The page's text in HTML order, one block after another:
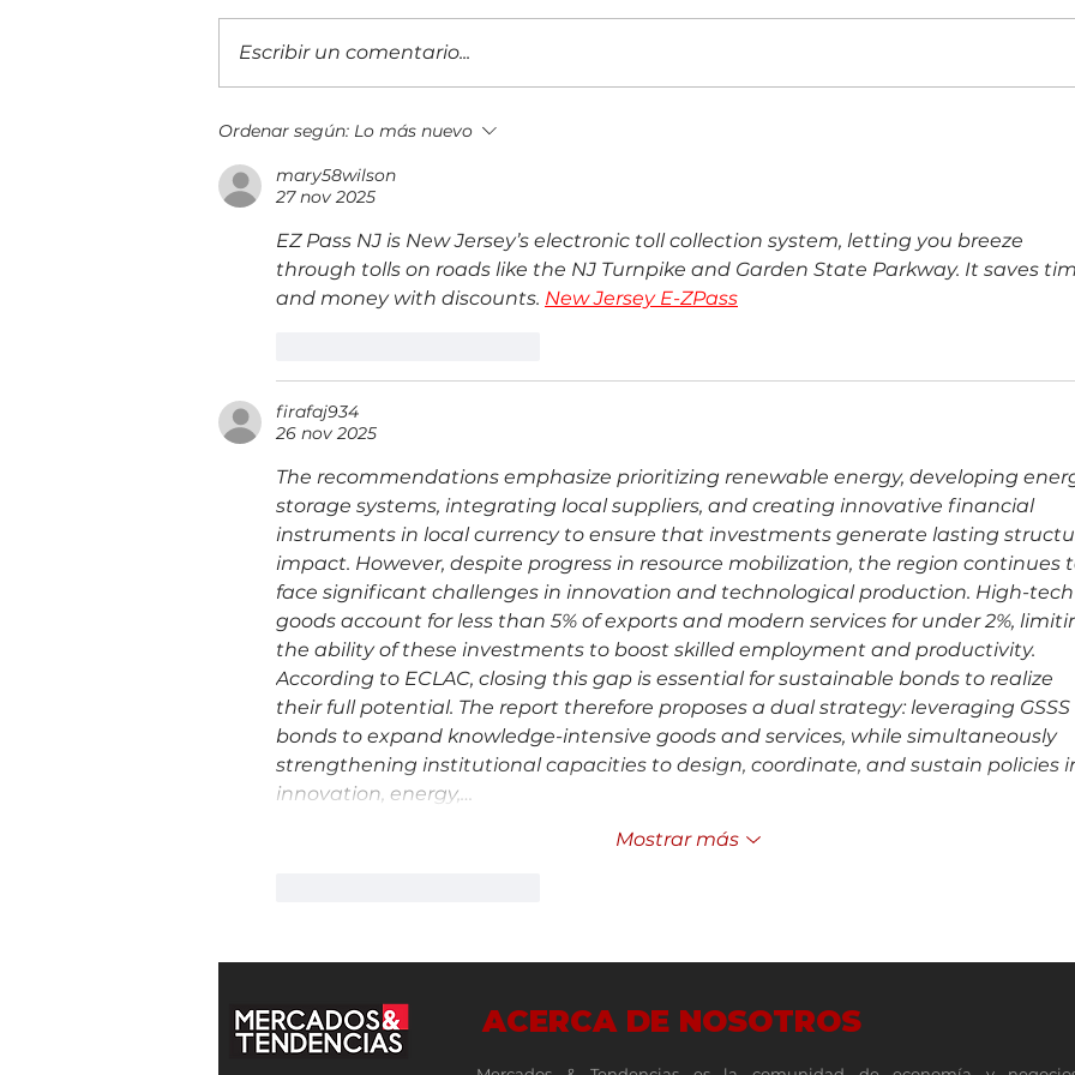
Evolución Pyme Guatemala 2026
reunió a más de 400 empresarios
Escribir un comentario...
Ordenar según: Lo más nuevo
mary58wilson
27 nov 2025
EZ Pass NJ is New Jersey’s electronic toll collection system, letting you breeze
through tolls on roads like the NJ Turnpike and Garden State Parkway. It saves
and money with discounts. New Jersey E-ZPass
firafaj934
26 nov 2025
The recommendations emphasize prioritizing renewable energy, developing
storage systems, integrating local suppliers, and creating innovative financial
instruments in local currency to ensure that investments generate lasting
impact. However, despite progress in resource mobilization, the region continues
face significant challenges in innovation and technological production. High-tech
goods account for less than 5% of exports and modern services for under 2%,
the ability of these investments to boost skilled employment and productivity.
According to ECLAC, closing this gap is essential for sustainable bonds to realize
their full potential. The report therefore proposes a dual strategy: leveraging GSSS
bonds to expand knowledge-intensive goods and services, while simultaneously
strengthening institutional capacities to design, coordinate, and sustain policies
innovation, energy,…
Mostrar más
ACERCA DE NOSOTROS